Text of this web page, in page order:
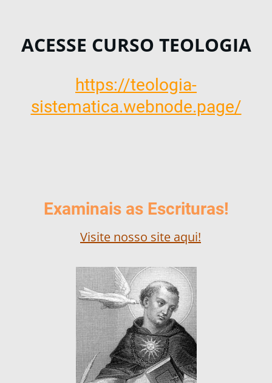
ACESSE CURSO TEOLOGIA
https://teologia-
sistematica.webnode.page/
Examinais as Escrituras!
Visite nosso site aqui!